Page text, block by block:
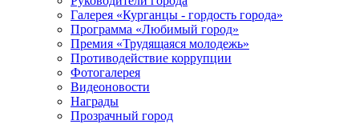
Галерея «Курганцы - гордость города»
Программа «Любимый город»
Премия «Трудящаяся молодежь»
Противодействие коррупции
Фотогалерея
Видеоновости
Награды
Прозрачный город